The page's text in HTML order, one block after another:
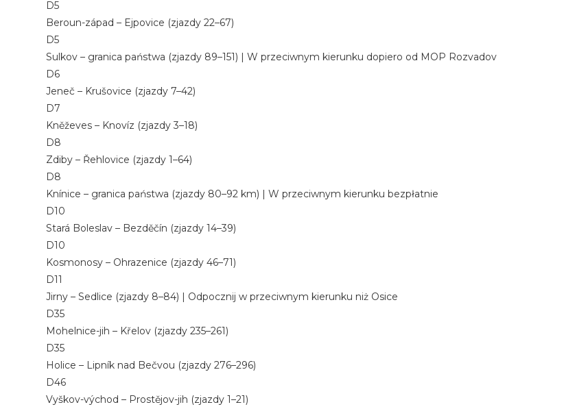
D5
Beroun-západ – Ejpovice (zjazdy 22–67)
D5
Sulkov – granica państwa (zjazdy 89–151) | W przeciwnym kierunku dopiero od MOP Rozvadov
D6
Jeneč – Krušovice (zjazdy 7–42)
D7
Kněževes – Knovíz (zjazdy 3–18)
D8
Zdiby – Řehlovice (zjazdy 1–64)
D8
Knínice – granica państwa (zjazdy 80–92 km) | W przeciwnym kierunku bezpłatnie
D10
Stará Boleslav – Bezděčín (zjazdy 14–39)
D10
Kosmonosy – Ohrazenice (zjazdy 46–71)
D11
Jirny – Sedlice (zjazdy 8–84) | Odpocznij w przeciwnym kierunku niż Osice
D35
Mohelnice-jih – Křelov (zjazdy 235–261)
D35
Holice – Lipník nad Bečvou (zjazdy 276–296)
D46
Vyškov-východ – Prostějov-jih (zjazdy 1–21)